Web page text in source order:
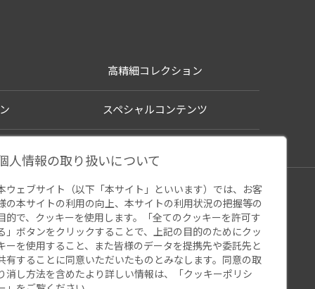
高精細コレクション
スペシャルコンテンツ
ー ウェブアクセシビリティ 関連サイト
人情報の取り扱いについて
ウェブサイト（以下「本サイト」といいます）では、お客
の本サイトの利用の向上、本サイトの利用状況の把握等の
的で、クッキーを使用します。「全てのクッキーを許可す
」ボタンをクリックすることで、上記の目的のためにクッ
ーを使用すること、また皆様のデータを提携先や委託先と
有することに同意いただいたものとみなします。同意の取
消し方法を含めたより詳しい情報は、「 クッキーポリシ